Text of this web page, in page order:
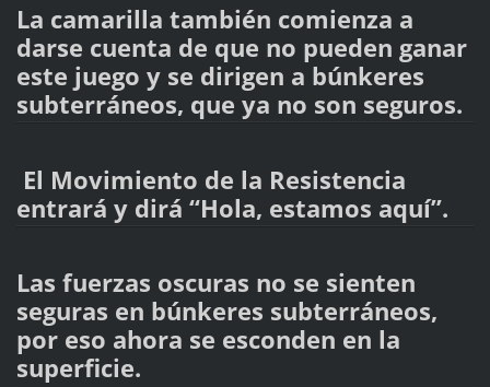
La camarilla también comienza a
darse cuenta de que no pueden ganar
este juego y se dirigen a búnkeres
subterráneos, que ya no son seguros.
El Movimiento de la Resistencia
entrará y dirá “Hola, estamos aquí”.
Las fuerzas oscuras no se sienten
seguras en búnkeres subterráneos,
por eso ahora se esconden en la
superficie.